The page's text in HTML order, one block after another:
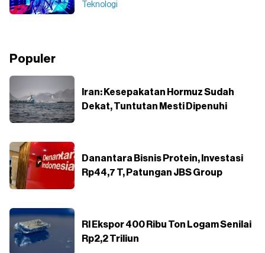
Teknologi
Populer
Iran: Kesepakatan Hormuz Sudah
Dekat, Tuntutan Mesti Dipenuhi
Danantara Bisnis Protein, Investasi
Rp44,7 T, Patungan JBS Group
RI Ekspor 400 Ribu Ton Logam Senilai
Rp2,2 Triliun